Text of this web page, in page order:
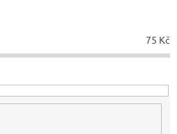
75 Kč